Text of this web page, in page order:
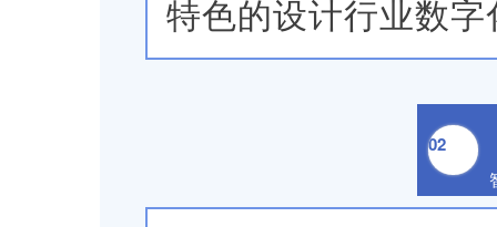
特色的设计行业数
02